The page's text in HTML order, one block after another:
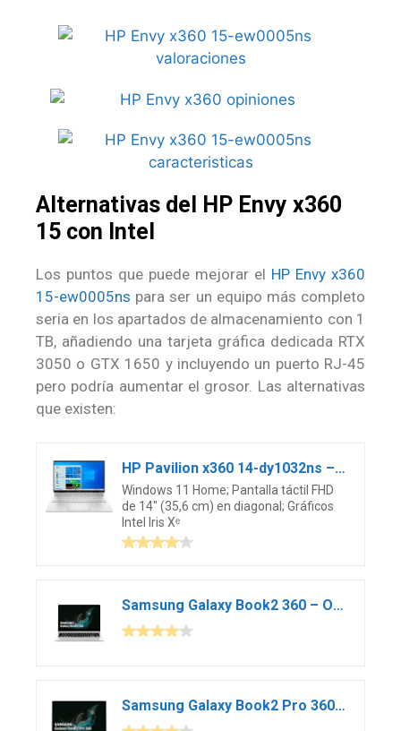
Alternativas del HP Envy x360
15 con Intel
Los puntos que puede mejorar el HP Envy x360
15-ew0005ns para ser un equipo más completo
seria en los apartados de almacenamiento con 1
TB, añadiendo una tarjeta gráfica dedicada RTX
3050 o GTX 1650 y incluyendo un puerto RJ-45
pero podría aumentar el grosor. Las alternativas
que existen:
HP Pavilion x360 14-dy1032ns – Ordenador Portátil Convertible Táctil de 14″ Full HD (Intel Core i7-1195G7, 8GB RAM, 512GB SSD, Iris Xe Graphics, Windows 11 Home) Plata – Teclado QWERTY Español
Windows 11 Home; Pantalla táctil FHD
de 14″ (35,6 cm) en diagonal; Gráficos
Intel Iris Xᵉ
Samsung Galaxy Book2 360 – Ordenador portátil de 13.3″ FHD (Intel EVO Core i5, 8 GB, RAM, 256 GB SSD, Windows 11 Home) Plata – Teclado QWERTY Español
Samsung Galaxy Book2 Pro 360 – Ordenador portátil de 15.6″ FHD (Intel Evo Core i7-1260P, 16 GB RAM, 512 GB SSD, Intel DDR, Windows 11 Home) Plata – Teclado QWERTY Español